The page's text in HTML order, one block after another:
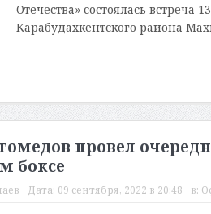
Отечества» состоялась встреча
Карабудахкентского района
провел
боксе
Дата: 09 сентября, 2022 в 20:48 в: